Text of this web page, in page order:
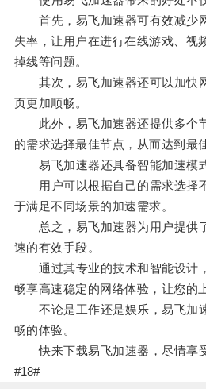
首先，易飞加速器可有效减少
失率，让用户在进行在线游戏、视
掉线等问题。
其次，易飞加速器还可以加快
页更加顺畅。
此外，易飞加速器还提供多个
的需求选择最佳节点，从而达到最
易飞加速器还具备智能加速模式
用户可以根据自己的需求选择
于满足不同场景的加速需求。
总之，易飞加速器为用户提供
速的有效手段。
通过其专业的技术和智能设计
畅享高速稳定的网络体验，让您的
不论是工作还是娱乐，易飞加
畅的体验。
快来下载易飞加速器，尽情享受
#18#